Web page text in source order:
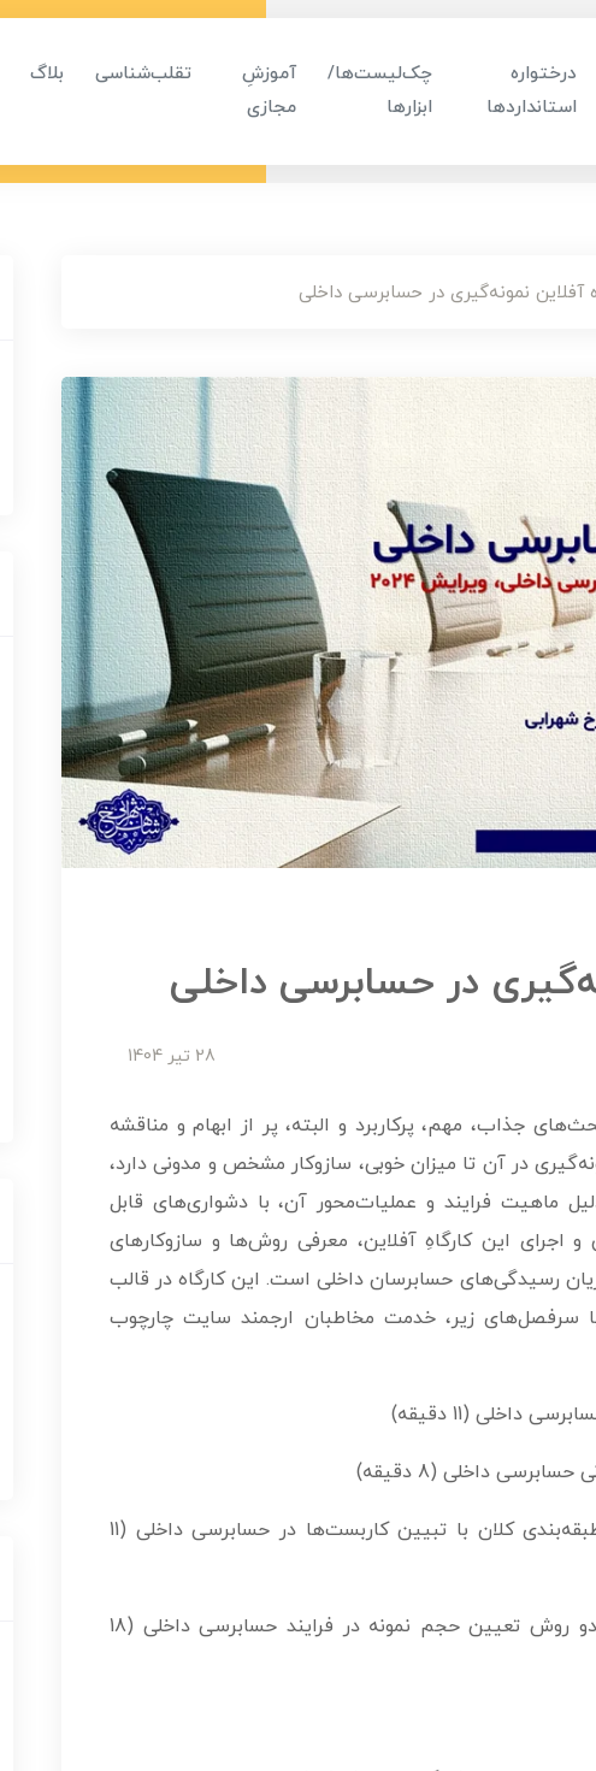
درختواره
استانداردها
چک‌لیست‌ها/
ابزارها
آموزشِ
مجازی
تقلب‌شناسی بلاگ
آفلاین نمونه‌گیری در حسابرسی داخلی
در حسابرسی داخلی
28 تير 1404
جذاب، مهم، پرکاربرد و البته، پر از ابهام و مناقشه
در آن تا میزان خوبی، سازوکار مشخص و مدونی دارد،
ماهیت فرایند و عملیات‌محور آن، با دشواری‌های قابل
این کارگاهِ آفلاین، معرفی روش‌ها و سازوکارهای
رسیدگی‌های حسابرسان داخلی است. این کارگاه در قالب
50 دقیقه‌ای، با سرفصل‌های زیر، خدمت مخاطبان ارجمند سایت چارچوب
داخلی (11 دقیقه)
داخلی (8 دقیقه)
پ. انواع نمونه‌گیری در علم آمار: طبقه‌بندی کلان با تبیین کاربست‌ها در حسابرسی داخلی (11
ت. تشریح روش‌های نمونه‌گیری و دو روش تعیین حجم نمونه در فرایند حسابرسی داخلی (18